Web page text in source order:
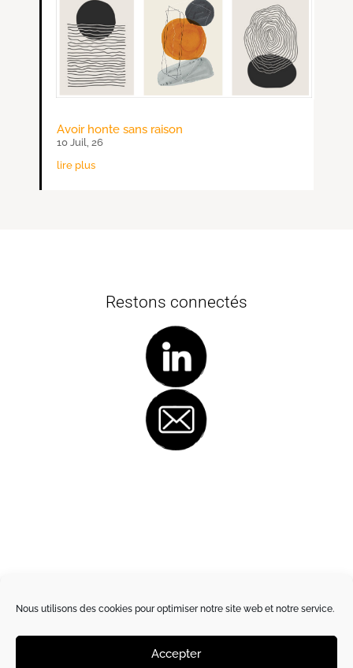
Nous utilisons des cookies pour optimiser notre site web et notre service.
Accepter
Avoir honte sans raison
10 Juil, 26
lire plus
Restons connectés